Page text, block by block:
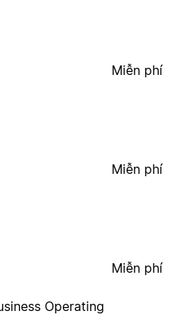
Miễn phí
Miễn phí
Operating
Miễn phí